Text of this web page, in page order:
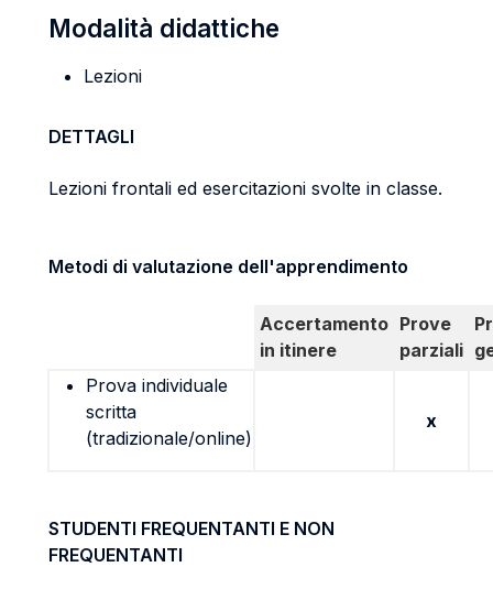
Modalità didattiche
Lezioni
DETTAGLI
Lezioni frontali ed esercitazioni svolte in classe.
Metodi di valutazione dell'apprendimento
Accertamento
in itinere
Prove
parziali
Prova individuale
scritta
(tradizionale/online)
x
STUDENTI FREQUENTANTI E NON
FREQUENTANTI